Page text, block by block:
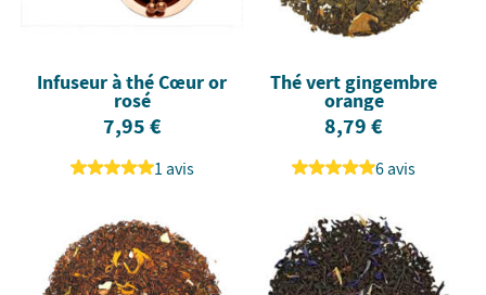
Infuseur à thé Cœur or
rosé
7,95 €
1 avis
Thé vert gingembre
orange
8,79 €
6 avis